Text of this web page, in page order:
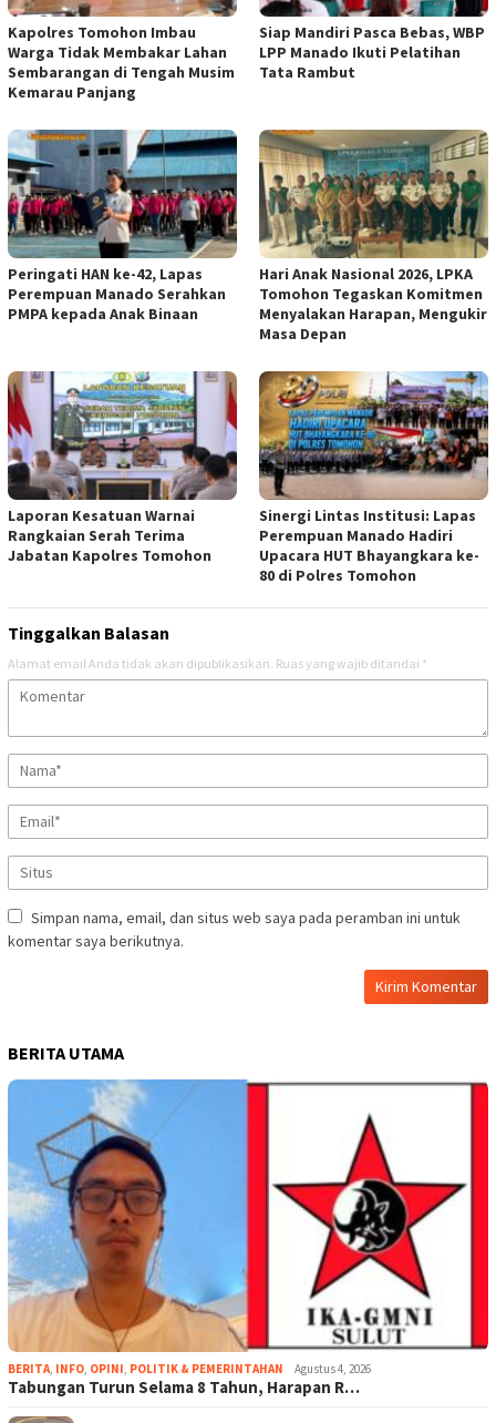
Kapolres Tomohon Imbau
Warga Tidak Membakar Lahan
Sembarangan di Tengah Musim
Kemarau Panjang
Siap Mandiri Pasca Bebas, WBP
LPP Manado Ikuti Pelatihan
Tata Rambut
Peringati HAN ke-42, Lapas
Perempuan Manado Serahkan
PMPA kepada Anak Binaan
Hari Anak Nasional 2026, LPKA
Tomohon Tegaskan Komitmen
Menyalakan Harapan, Mengukir
Masa Depan
Laporan Kesatuan Warnai
Rangkaian Serah Terima
Jabatan Kapolres Tomohon
Sinergi Lintas Institusi: Lapas
Perempuan Manado Hadiri
Upacara HUT Bhayangkara ke-
80 di Polres Tomohon
Tinggalkan Balasan
Alamat email Anda tidak akan dipublikasikan. Ruas yang wajib ditandai *
Simpan nama, email, dan situs web saya pada peramban ini untuk
komentar saya berikutnya.
BERITA UTAMA
BERITA INFO OPINI POLITIK & PEMERINTAHAN Agustus 4, 2026
Tabungan Turun Selama 8 Tahun, Harapan R…